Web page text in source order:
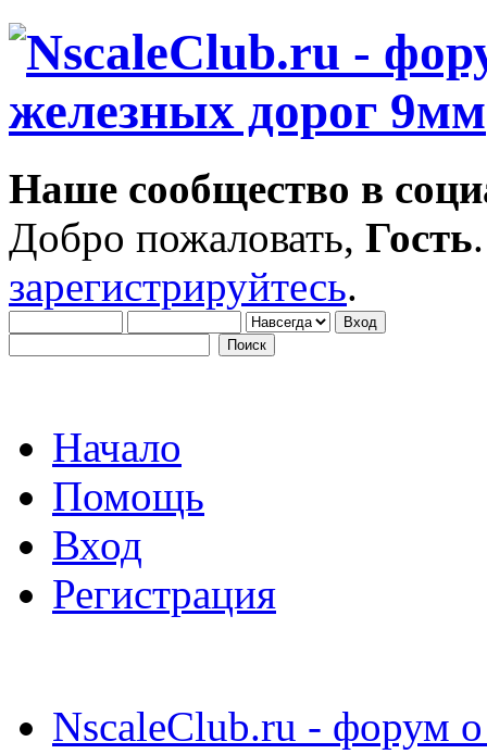
Наше сообщество в
Добро пожаловать, Гость
зарегистрируйтесь.
Начало
Помощь
Вход
Регистрация
NscaleClub.ru - форум